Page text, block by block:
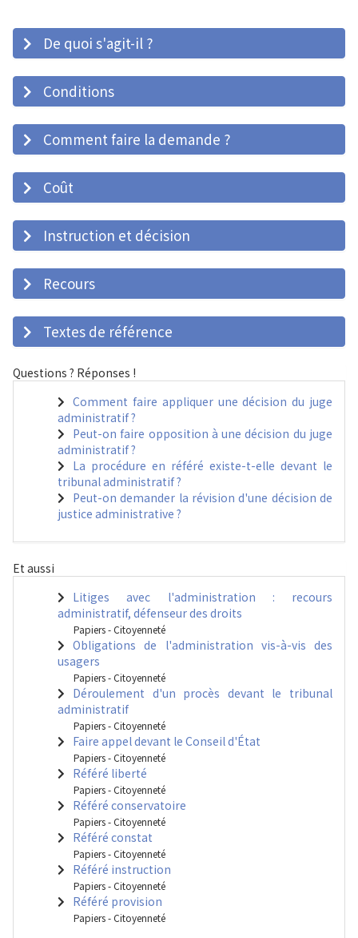
De quoi s'agit-il ?
Conditions
Comment faire la demande ?
Coût
Instruction et décision
Recours
Textes de référence
Questions ? Réponses !
Comment faire appliquer une décision du juge
administratif ?
Peut-on faire opposition à une décision du juge
administratif ?
La procédure en référé existe-t-elle devant le
tribunal administratif ?
Peut-on demander la révision d'une décision de
justice administrative ?
Et aussi
Litiges avec l'administration : recours
administratif, défenseur des droits
Papiers - Citoyenneté
Obligations de l'administration vis-à-vis des
usagers
Papiers - Citoyenneté
Déroulement d'un procès devant le tribunal
administratif
Papiers - Citoyenneté
Faire appel devant le Conseil d'État
Papiers - Citoyenneté
Référé liberté
Papiers - Citoyenneté
Référé conservatoire
Papiers - Citoyenneté
Référé constat
Papiers - Citoyenneté
Référé instruction
Papiers - Citoyenneté
Référé provision
Papiers - Citoyenneté